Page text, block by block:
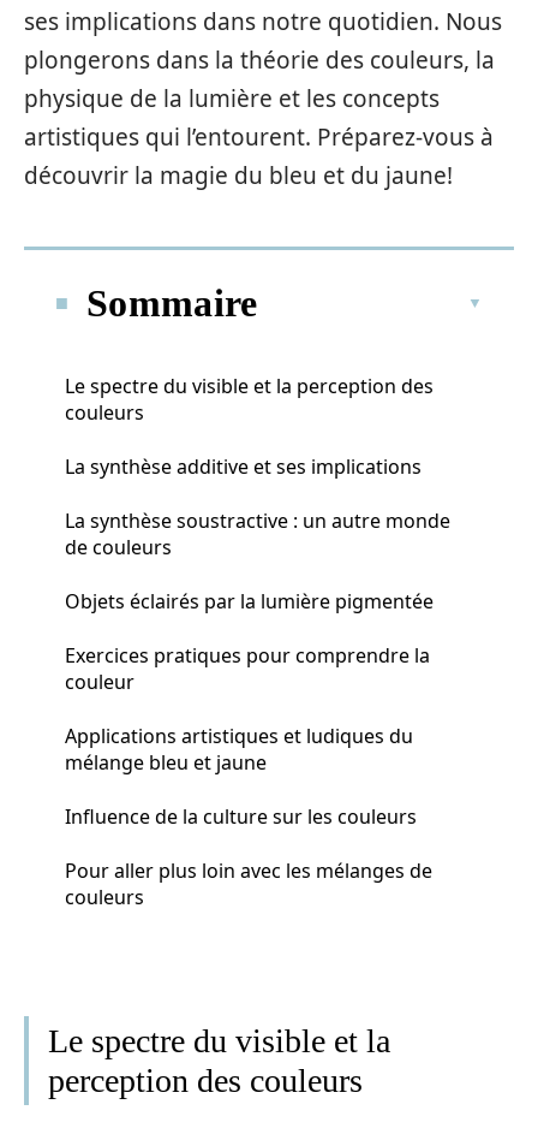
ses implications dans notre quotidien. Nous
plongerons dans la théorie des couleurs, la
physique de la lumière et les concepts
artistiques qui l’entourent. Préparez-vous à
découvrir la magie du bleu et du jaune!
Sommaire
Le spectre du visible et la perception des
couleurs
La synthèse additive et ses implications
La synthèse soustractive : un autre monde
de couleurs
Objets éclairés par la lumière pigmentée
Exercices pratiques pour comprendre la
couleur
Applications artistiques et ludiques du
mélange bleu et jaune
Influence de la culture sur les couleurs
Pour aller plus loin avec les mélanges de
couleurs
Le spectre du visible et la
perception des couleurs